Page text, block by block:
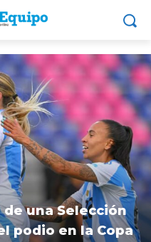
una Selección
podio en la Copa